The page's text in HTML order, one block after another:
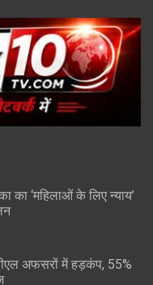
का ‘महिलाओं के लिए न्याय’
अफसरों में हड़कंप, 55%